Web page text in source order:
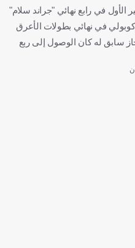
الأول في رابع نهائي "جراند سلام"
في نهائي بطولات الأعرق
سابق له كان الوصول إلى ربع